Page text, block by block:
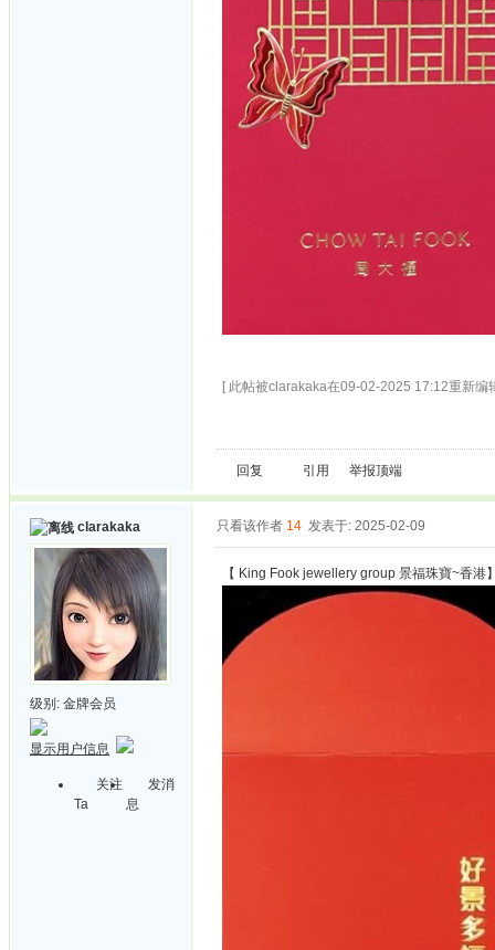
[ 此帖被clarakaka在09-02-2025 17:12重新编
回复 引用 举报顶端
clarakaka
级别: 金牌会员
显示用户信息
关注
Ta
发消
息
只看该作者 14 发表于: 2025-02-09
【 King Fook jewellery group 景福珠寶~香港